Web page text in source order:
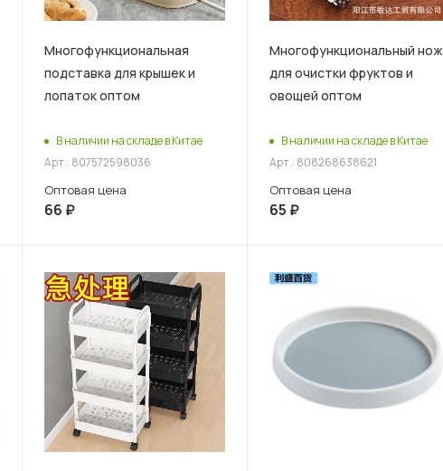
Многофункциональная
подставка для крышек и
лопаток оптом
В наличии на складе в Китае
Арт.: 807572598036
Оптовая цена
66 ₽
Многофункциональный нож
для очистки фруктов и
овощей оптом
В наличии на складе в Китае
Арт.: 808268638621
Оптовая цена
65 ₽